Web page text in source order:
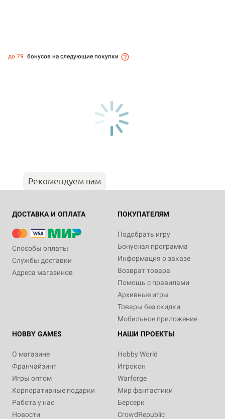
до 79 бонусов на следующие покупки
Рекомендуем вам
ДОСТАВКА И ОПЛАТА
Способы оплаты
Службы доставки
Адреса магазинов
ПОКУПАТЕЛЯМ
Подобрать игру
Бонусная программа
Информация о заказе
Возврат товара
Помощь с правилами
Архивные игры
Товары без скидки
Мобильное приложение
HOBBY GAMES
О магазине
Франчайзинг
Игры оптом
Корпоративные подарки
Работа у нас
Новости
НАШИ ПРОЕКТЫ
Hobby World
Игрокон
Warforge
Мир фантастики
Берсерк
CrowdRepublic